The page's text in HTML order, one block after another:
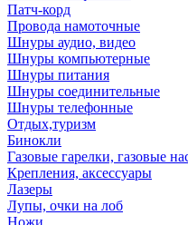
Патч-корд
Провода намоточные
Шнуры аудио, видео
Шнуры компьютерные
Шнуры питания
Шнуры соединительные
Шнуры телефонные
Отдых,туризм
Бинокли
Газовые гарелки, газовые
Крепления, аксессуары
Лазеры
Лупы, очки на лоб
Ножи